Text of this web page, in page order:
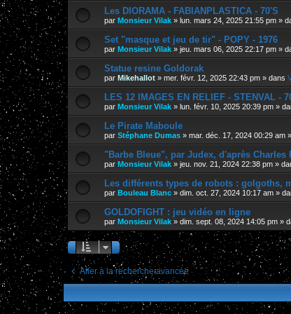
Les DIORAMA - FABIANPLASTICA - 70'S
par Monsieur Vilak » lun. mars 24, 2025 21:55 pm »
Set "masque et jeu de tir" - POPY - 1976
par Monsieur Vilak » jeu. mars 06, 2025 22:17 pm »
Statue resine Goldorak
par Mikehallot » mer. févr. 12, 2025 22:43 pm » dans
LES 12 IMAGES EN RELIEF - STENVAL -
par Monsieur Vilak » lun. févr. 10, 2025 20:39 pm »
Le Pirate Maboule
par Stéphane Dumas » mar. déc. 17, 2024 00:29 am
"Barbe Bleue", par Judex, d'après Charles
par Monsieur Vilak » jeu. nov. 21, 2024 22:38 pm »
Les différents types de robots : golgoths,
par Bouleau Blanc » dim. oct. 27, 2024 10:17 am »
GOLDOFIGHT : jeu vidéo en ligne
par Monsieur Vilak » dim. sept. 08, 2024 14:05 pm »
Aller à la recherche avancée